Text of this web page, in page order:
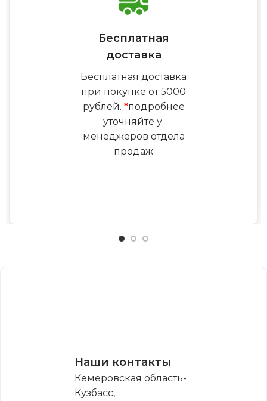
Бесплатная
доставка
Бесплатная доставка
при покупке от 5000
рублей. *подробнее
уточняйте у
менеджеров отдела
продаж
Наши контакты
Кемеровская область-
Кузбасс,